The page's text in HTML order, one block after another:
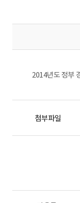
2014년도 정부
첨부파일